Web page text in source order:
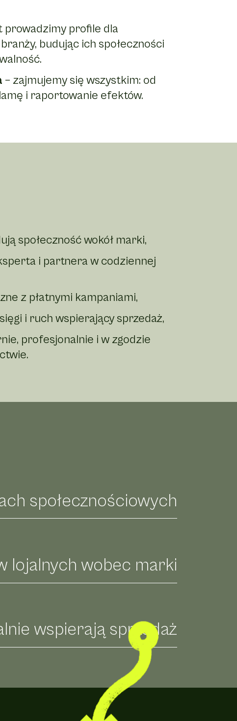
prowadzimy profile dla
budując ich społeczności
– zajmujemy się wszystkim: od
i raportowanie efektów.
społeczność wokół marki,
i partnera w codziennej
z płatnymi kampaniami,
i ruch wspierający sprzedaż,
profesjonalnie i w zgodzie
społecznościowych
lojalnych wobec marki
wspierają sprzedaż